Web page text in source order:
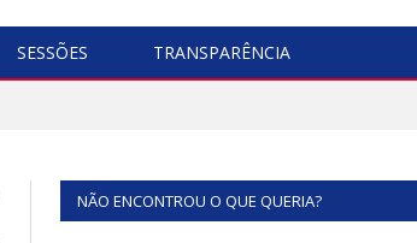
SESSÕES TRANSPARÊNCIA
NÃO ENCONTROU O QUE QUERIA?